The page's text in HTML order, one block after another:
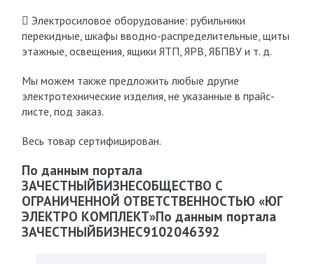
 Электросиловое оборудование: рубильники
перекидные, шкафы вводно-распределительные, щиты
этажные, освещения, ящики ЯТП, ЯРВ, ЯБПВУ и т. д.
Мы можем также предложить любые другие
электротехнические изделия, не указанные в прайс-
листе, под заказ.
Весь товар сертифицирован.
По данным портала
ЗАЧЕСТНЫЙБИЗНЕСОБЩЕСТВО С
ОГРАНИЧЕННОЙ ОТВЕТСТВЕННОСТЬЮ «ЮГ
ЭЛЕКТРО КОМПЛЕКТ»По данным портала
ЗАЧЕСТНЫЙБИЗНЕС9102046392